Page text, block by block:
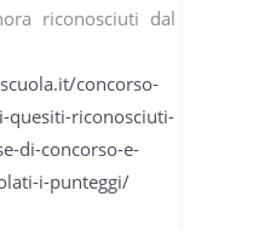
riconosciuti dal
concorso-
quesiti-riconosciuti-
di-concorso-e-
i-punteggi/